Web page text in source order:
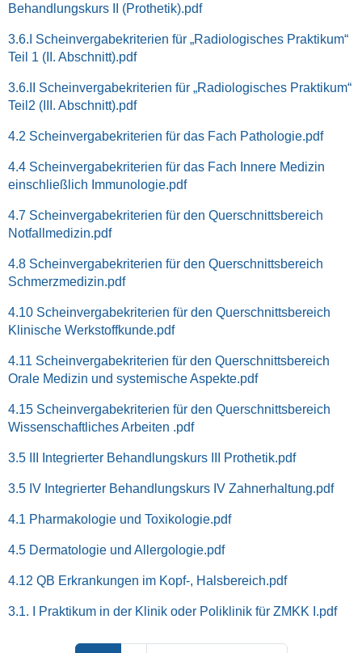
Behandlungskurs II (Prothetik).pdf
3.6.I Scheinvergabekriterien für „Radiologisches Praktikum“
Teil 1 (II. Abschnitt).pdf
3.6.II Scheinvergabekriterien für „Radiologisches Praktikum“
Teil2 (III. Abschnitt).pdf
4.2 Scheinvergabekriterien für das Fach Pathologie.pdf
4.4 Scheinvergabekriterien für das Fach Innere Medizin
einschließlich Immunologie.pdf
4.7 Scheinvergabekriterien für den Querschnittsbereich
Notfallmedizin.pdf
4.8 Scheinvergabekriterien für den Querschnittsbereich
Schmerzmedizin.pdf
4.10 Scheinvergabekriterien für den Querschnittsbereich
Klinische Werkstoffkunde.pdf
4.11 Scheinvergabekriterien für den Querschnittsbereich
Orale Medizin und systemische Aspekte.pdf
4.15 Scheinvergabekriterien für den Querschnittsbereich
Wissenschaftliches Arbeiten .pdf
3.5 III Integrierter Behandlungskurs III Prothetik.pdf
3.5 IV Integrierter Behandlungskurs IV Zahnerhaltung.pdf
4.1 Pharmakologie und Toxikologie.pdf
4.5 Dermatologie und Allergologie.pdf
4.12 QB Erkrankungen im Kopf-, Halsbereich.pdf
3.1. I Praktikum in der Klinik oder Poliklinik für ZMKK I.pdf